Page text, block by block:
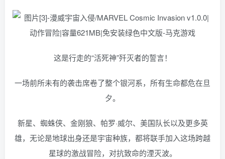
这是行走的“活死神”歼灭者的誓言！
一场前所未有的袭击席卷了整个银河系，所有生命都危在旦
夕。
新星、蜘蛛侠、金刚狼、帕罗·威尔、美国队长以及更多英
雄，无论是地球出身还是宇宙种族，都将联手加入这场跨越
星球的激战冒险，对抗致命的湮灭波。